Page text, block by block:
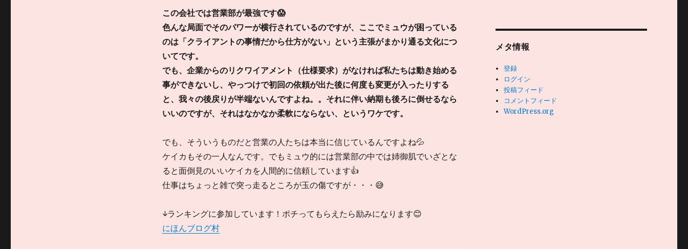
この会社では営業部が最強です😱
色んな局面でそのパワーが横行されているのですが、ここでミュウが困っている
のは「クライアントの事情だから仕方がない」という主張がまかり通る文化につ
いてです。
でも、企業からのリクワイアメント（仕様要求）がなければ私たちは動き始める
事ができないし、やっつけで初回の依頼が出た後に何度も変更が入ったりする
と、我々の後戻りが半端ないんですよね。。それに伴い納期も後ろに倒せるなら
いいのですが、それはなかなか柔軟にならない、というワケです。
でも、そういうものだと営業の人たちは本当に信じているんですよね💦
ケイカもその一人なんです。でもミュウ的には営業部の中では姉御肌でいざとな
ると面倒見のいいケイカを人間的に信頼しています👍
仕事はちょっと雑で突っ走るところが玉の傷ですが・・・😅
↓ランキングに参加しています！ポチってもらえたら励みになります😊
にほんブログ村
メタ情報
登録
ログイン
投稿フィード
コメントフィード
WordPress.org